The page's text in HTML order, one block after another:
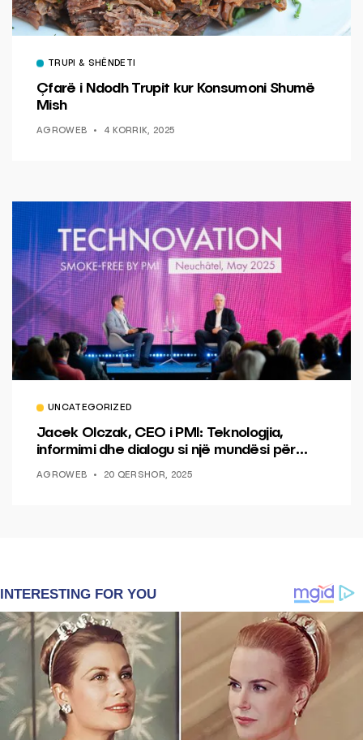
TRUPI & SHËNDETI
Çfarë i Ndodh Trupit kur Konsumoni Shumë
Mish
AGROWEB 4 KORRIK, 2025
UNCATEGORIZED
Jacek Olczak, CEO i PMI: Teknologjia,
informimi dhe dialogu si një mundësi për
AGROWEB 20 QERSHOR, 2025